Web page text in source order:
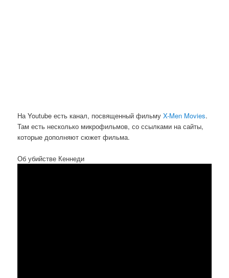
На Youtube есть канал, посвященный фильмуX-Men Movies.
Там есть несколько микрофильмов, со ссылками на сайты,
которые дополняют сюжет фильма.
Об убийстве Кеннеди